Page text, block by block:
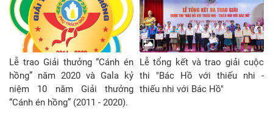
Lễ trao Giải thưởng “Cánh én
hồng” năm 2020 và Gala kỷ
niệm 10 năm Giải thưởng
“Cánh én hồng” (2011 - 2020).
Lễ tổng kết và trao giải cuộc
thi "Bác Hồ với thiếu nhi -
thiếu nhi với Bác Hồ"